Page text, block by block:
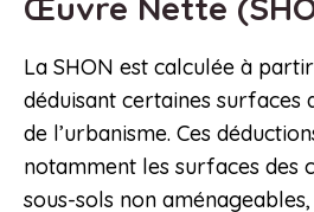
La SHON est calculée à
déduisant certaines surfaces
de l’urbanisme. Ces
notamment les surfaces des
sous-sols non